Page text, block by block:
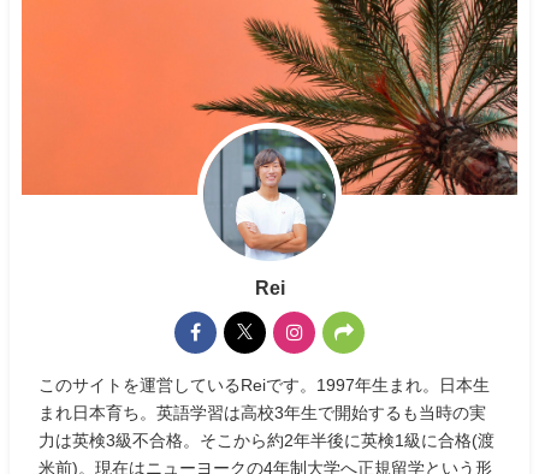
Rei
このサイトを運営しているReiです。1997年生まれ。日本生
まれ日本育ち。英語学習は高校3年生で開始するも当時の実
力は英検3級不合格。そこから約2年半後に英検1級に合格(渡
米前)。現在はニューヨークの4年制大学へ正規留学という形